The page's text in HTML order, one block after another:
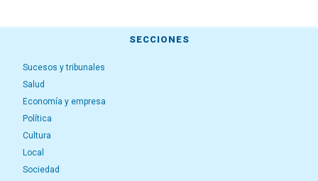
SECCIONES
Sucesos y tribunales
Salud
Economía y empresa
Política
Cultura
Local
Sociedad